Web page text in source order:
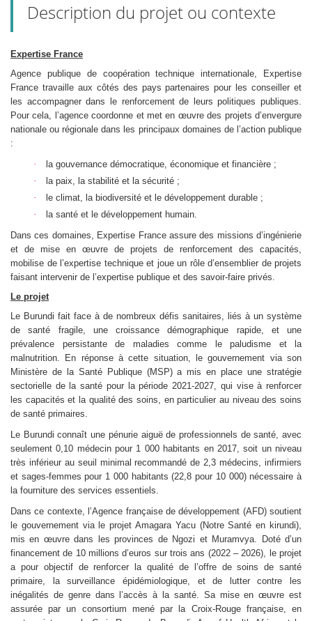
Description du projet ou contexte
Expertise France
Agence publique de coopération technique internationale, Expertise
France travaille aux côtés des pays partenaires pour les conseiller et
les accompagner dans le renforcement de leurs politiques publiques.
Pour cela, l’agence coordonne et met en œuvre des projets d’envergure
nationale ou régionale dans les principaux domaines de l’action publique
:
·
la gouvernance démocratique, économique et financière ;
·
la paix, la stabilité et la sécurité ;
·
le climat, la biodiversité et le développement durable ;
·
la santé et le développement humain.
Dans ces domaines, Expertise France assure des missions d’ingénierie
et de mise en œuvre de projets de renforcement des capacités,
mobilise de l’expertise technique et joue un rôle d’ensemblier de projets
faisant intervenir de l’expertise publique et des savoir-faire privés.
Le projet
Le Burundi fait face à de nombreux défis sanitaires, liés à un système
de santé fragile, une croissance démographique rapide, et une
prévalence persistante de maladies comme le paludisme et la
malnutrition. En réponse à cette situation, le gouvernement via son
Ministère de la Santé Publique (MSP) a mis en place une stratégie
sectorielle de la santé pour la période 2021-2027, qui vise à renforcer
les capacités et la qualité des soins, en particulier au niveau des soins
de santé primaires.
Le Burundi connaît une pénurie aiguë de professionnels de santé, avec
seulement 0,10 médecin pour 1 000 habitants en 2017, soit un niveau
très inférieur au seuil minimal recommandé de 2,3 médecins, infirmiers
et sages-femmes pour 1 000 habitants (22,8 pour 10 000) nécessaire à
la fourniture des services essentiels.
Dans ce contexte, l’Agence française de développement (AFD) soutient
le gouvernement via le projet Amagara Yacu (Notre Santé en kirundi),
mis en œuvre dans les provinces de Ngozi et Muramvya. Doté d’un
financement de 10 millions d’euros sur trois ans (2022 – 2026), le projet
a pour objectif de renforcer la qualité de l’offre de soins de santé
primaire, la surveillance épidémiologique, et de lutter contre les
inégalités de genre dans l’accès à la santé. Sa mise en œuvre est
assurée par un consortium mené par la Croix-Rouge française, en